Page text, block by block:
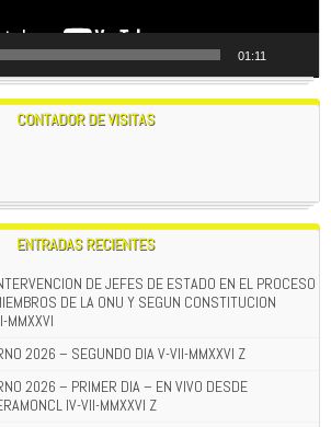
01:11
CONTADOR DE VISITAS
ENTRADAS RECIENTES
DE JEFES DE ESTADO EN EL PROCESO
DE LA ONU Y SEGUN CONSTITUCION
MMXXVI
2026 – SEGUNDO DIA V-VII-MMXXVI Z
2026 – PRIMER DIA – EN VIVO DESDE
IV-VII-MMXXVI Z